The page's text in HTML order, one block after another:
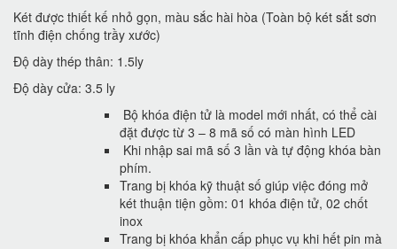
Két được thiết kế nhỏ gọn, màu sắc hài hòa (Toàn bộ két sắt sơn
tĩnh điện chống trầy xước)
Độ dày thép thân: 1.5ly
Độ dày cửa: 3.5 ly
Bộ khóa điện tử là model mới nhất, có thể cài
đặt được từ 3 – 8 mã số có màn hình LED
Khi nhập sai mã số 3 lần và tự động khóa bàn
phím.
Trang bị khóa kỹ thuật số giúp việc đóng mở
két thuận tiện gồm: 01 khóa điện tử, 02 chốt
inox
Trang bị khóa khẩn cấp phục vụ khi hết pin mà